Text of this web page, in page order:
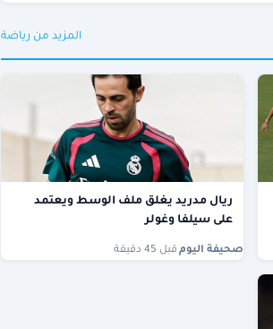
المزيد من رياضة
ريال مدريد يغلق ملف الوسط ويعتمد
على سيلفا وغولر
صحيفة اليوم قبل 45 دقيقة